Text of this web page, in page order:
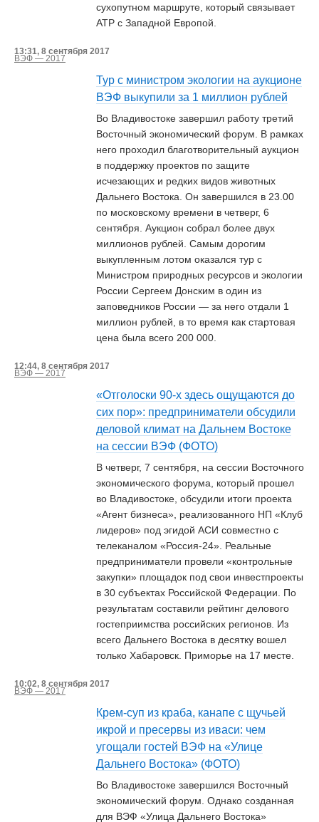
сухопутном маршруте, который связывает
АТР с Западной Европой.
13:31, 8 сентября 2017
ВЭФ — 2017
Тур с министром экологии на аукционе
ВЭФ выкупили за 1 миллион рублей
Во Владивостоке завершил работу третий
Восточный экономический форум. В рамках
него проходил благотворительный аукцион
в поддержку проектов по защите
исчезающих и редких видов животных
Дальнего Востока. Он завершился в 23.00
по московскому времени в четверг, 6
сентября. Аукцион собрал более двух
миллионов рублей. Самым дорогим
выкупленным лотом оказался тур с
Министром природных ресурсов и экологии
России Сергеем Донским в один из
заповедников России — за него отдали 1
миллион рублей, в то время как стартовая
цена была всего 200 000.
12:44, 8 сентября 2017
ВЭФ — 2017
«Отголоски 90-х здесь ощущаются до
сих пор»: предприниматели обсудили
деловой климат на Дальнем Востоке
на сессии ВЭФ (ФОТО)
В четверг, 7 сентября, на сессии Восточного
экономического форума, который прошел
во Владивостоке, обсудили итоги проекта
«Агент бизнеса», реализованного НП «Клуб
лидеров» под эгидой АСИ совместно с
телеканалом «Россия-24». Реальные
предприниматели провели «контрольные
закупки» площадок под свои инвестпроекты
в 30 субъектах Российской Федерации. По
результатам составили рейтинг делового
гостеприимства российских регионов. Из
всего Дальнего Востока в десятку вошел
только Хабаровск. Приморье на 17 месте.
10:02, 8 сентября 2017
ВЭФ — 2017
Крем-суп из краба, канапе с щучьей
икрой и пресервы из иваси: чем
угощали гостей ВЭФ на «Улице
Дальнего Востока» (ФОТО)
Во Владивостоке завершился Восточный
экономический форум. Однако созданная
для ВЭФ «Улица Дальнего Востока»